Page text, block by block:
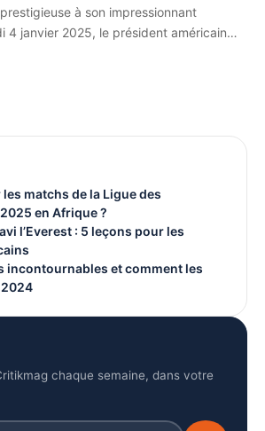
à son impressionnant
4 janvier 2025, le président américain…
matchs de la Ligue des
en Afrique ?
l’Everest : 5 leçons pour les
incontournables et comment les
chaque semaine, dans votre